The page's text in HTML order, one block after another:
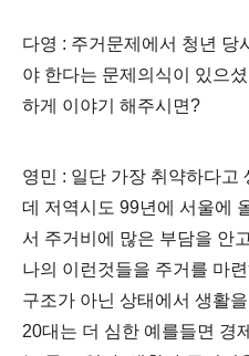
다영 : 주거문제에서 청년 당
야 한다는 문제의식이 있으
하게 이야기 해주시면?
영민 : 일단 가장 취약하다고
데 저역시도 99년에 서울에
서 주거비에 많은 부담을 안
나의 이런것들을 주거를 마
구조가 아닌 상태에서 생활
20대는 더 심한 예를들면 경